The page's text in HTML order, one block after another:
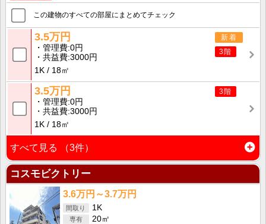
この建物のすべての部屋にまとめてチェック
新着
3階
3.5万円
管理費 0円
共益費 3000円
1K
18㎡
3階
3.5万円
管理費 0円
共益費 3000円
1K
18㎡
すべて見る （3件）
コスモビクトリー
3.6万円～3.7万円
1K
20㎡